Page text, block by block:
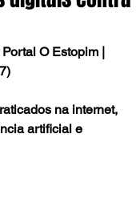
O Estopim |
na internet,
artificial e